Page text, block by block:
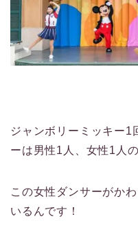
ジャンボリーミッキー1
ーは男性1人、女性1人
この女性ダンサーがか
いるんです！